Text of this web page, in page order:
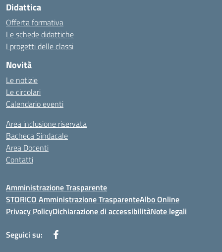
Didattica
Offerta formativa
Le schede didattiche
I progetti delle classi
Novità
Le notizie
Le circolari
Calendario eventi
Area inclusione riservata
Bacheca Sindacale
Area Docenti
Contatti
Amministrazione Trasparente
STORICO Amministrazione TrasparenteAlbo Online
Privacy PolicyDichiarazione di accessibilitàNote legali
Seguici su: